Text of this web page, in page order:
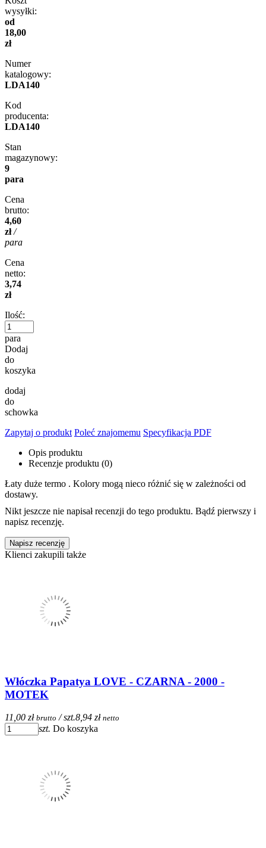
wysyłki:
od
18,00
zł
Numer
katalogowy:
LDA140
Kod
producenta:
LDA140
Stan
magazynowy:
9
para
Cena
brutto:
4,60
zł /
para
Cena
netto:
3,74
zł
Ilość:
para
Dodaj
do
koszyka
dodaj
do
schowka
Zapytaj o produkt Poleć znajomemu Specyfikacja PDF
Opis produktu
Recenzje produktu (0)
Łaty duże termo . Kolory mogą nieco różnić się w zależności od
dostawy.
Nikt jeszcze nie napisał recenzji do tego produktu. Bądź pierwszy i
napisz recenzję.
Napisz recenzję
Klienci zakupili także
Włóczka Papatya LOVE - CZARNA - 2000 -
MOTEK
11,00 zł brutto / szt.8,94 zł netto
szt. Do koszyka